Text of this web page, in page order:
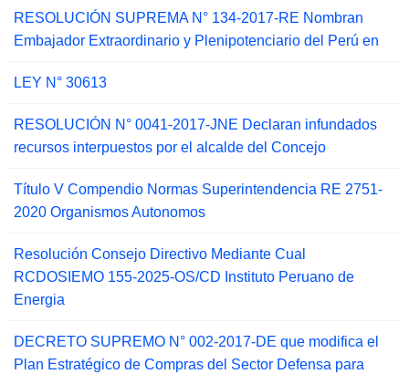
RESOLUCIÓN SUPREMA N° 134-2017-RE Nombran
Embajador Extraordinario y Plenipotenciario del Perú en
LEY N° 30613
RESOLUCIÓN N° 0041-2017-JNE Declaran infundados
recursos interpuestos por el alcalde del Concejo
Título V Compendio Normas Superintendencia RE 2751-
2020 Organismos Autonomos
Resolución Consejo Directivo Mediante Cual
RCDOSIEMO 155-2025-OS/CD Instituto Peruano de
Energia
DECRETO SUPREMO N° 002-2017-DE que modifica el
Plan Estratégico de Compras del Sector Defensa para